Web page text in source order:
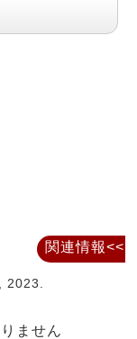
2023.
ません
関連情報<<